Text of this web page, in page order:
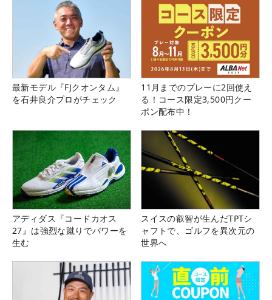
最新モデル『FJクオンタム』
を石井良介プロがチェック
11月までのプレーに2回使え
る！コース限定3,500円クー
ポン配布中！
アディダス『コードカオス
27』は強烈な蹴りでパワーを
生む
スイスの叡智が生んだTPTシ
ャフトで、ゴルフを異次元の
世界へ